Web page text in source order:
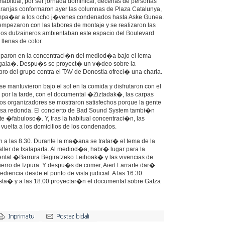
conformaron ayer las columnas de Plaza Catalunya,
a los ocho j�venes condenados hasta Aske Gunea.
con las labores de montaje y se realizaron las
dulzaineros ambientaban este espacio del Boulevard
de color.
en la concentraci�n del mediod�a bajo el lema
Despu�s se proyect� un v�deo sobre la
del grupo contra el TAV de Donostia ofreci� una charla.
mantuvieron bajo el sol en la comida y disfrutaron con el
por la tarde, con el documental �Ziztadak�, las carpas
organizadores se mostraron satisfechos porque la gente
redonda. El concierto de Bad Sound System tambi�n
�fabuloso�. Y, tras la habitual concentraci�n, las
a los domicilios de los condenados.
a las 8.30. Durante la ma�ana se tratar� el tema de la
de txalaparta. Al mediod�a, habr� lugar para la
�Barrura Begiratzeko Leihoak� y las vivencias de
de Izpura. Y despu�s de comer, Aiert Larrarte dar�
desde el punto de vista judicial. A las 16.30
y a las 18.00 proyectar�n el documental sobre Gatza